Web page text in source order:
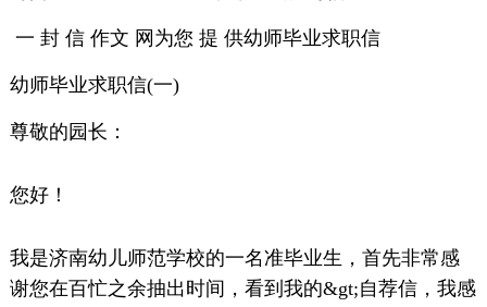
一 封 信 作文 网为您 提 供幼师毕业求职信
幼师毕业求职信(一)
尊敬的园长：
您好！
我是济南幼儿师范学校的一名准毕业生，首先非常感
谢您在百忙之余抽出时间，看到我的&gt;自荐信，我感